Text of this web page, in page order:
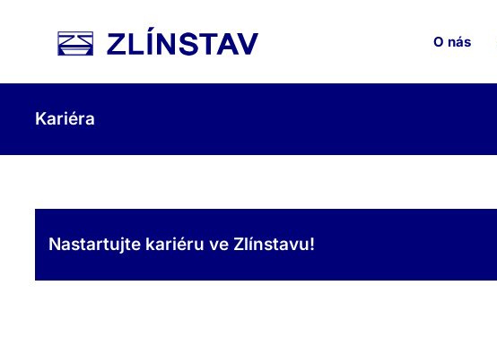
O nás
Kariéra
Nastartujte kariéru ve Zlínstavu!